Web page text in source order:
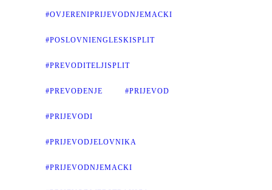
#OVJERENIPRIJEVODNJEMACKI
#POSLOVNIENGLESKISPLIT
#PREVODITELJISPLIT
#PREVOĐENJE #PRIJEVOD
#PRIJEVODI
#PRIJEVODJELOVNIKA
#PRIJEVODNJEMACKI